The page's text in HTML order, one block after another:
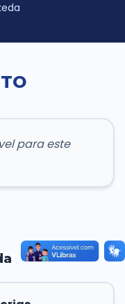
Identidade Visual
para este